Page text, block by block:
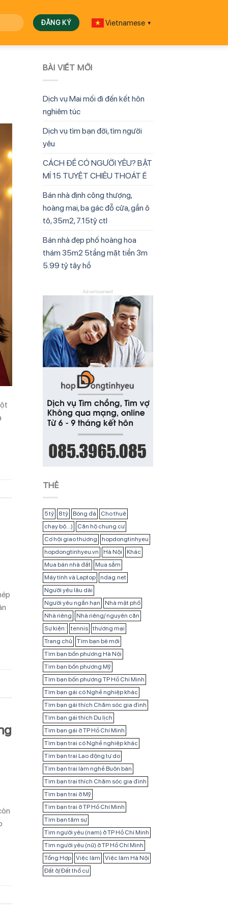
Vietnamese ▼
BÀI VIẾT MỚI
Dịch vụ Mai mối đi đến kết hôn
nghiêm túc
Dịch vụ tìm bạn đời, tìm người
yêu
CÁCH ĐỂ CÓ NGƯỜI YÊU? BẬT
MÍ 15 TUYỆT CHIÊU THOÁT Ế
Bán nhà định công thượng,
hoàng mai, ba gác đỗ cửa, gần ô
tô, 35m2, 7.15tỷ ctl
Bán nhà đẹp phố hoàng hoa
thám 35m2 5tầng mặt tiền 3m
5.99 tỷ tây hồ
Advertisement
THẺ
5 tỷ 8 tỷ Bóng đá
Cho thuê
chạy bộ...)
Căn hộ chung cư
Cơ hội giao thương
hopdongtinhyeu
hopdongtinhyeu.vn
Hà Nội
Khác
Mua bán nhà đất
Mua sắm
Máy tính và Laptop
ndag.net
Người yêu lâu dài
Người yêu ngắn hạn
Nhà mặt phố
Nhà riêng
Nhà riêng/ nguyên căn
Sự kiện:
tennis
thương mại
Trang chủ
Tìm bạn bè mới
Tìm bạn bốn phương Hà Nội
Tìm bạn bốn phương Mỹ
Tìm bạn bốn phương TP Hồ Chí Minh
Tìm bạn gái có Nghề nghiệp khác
Tìm bạn gái thích Chăm sóc gia đình
Tìm bạn gái thích Du lịch
Tìm bạn gái ở TP Hồ Chí Minh
Tìm bạn trai có Nghề nghiệp khác
Tìm bạn trai Lao động tự do
Tìm bạn trai làm nghề Buôn bán
Tìm bạn trai thích Chăm sóc gia đình
Tìm bạn trai ở Mỹ
Tìm bạn trai ở TP Hồ Chí Minh
Tìm bạn tâm sự
Tìm người yêu (nam) ở TP Hồ Chí Minh
Tìm người yêu (nữ) ở TP Hồ Chí Minh
Tổng Hợp
Việc làm
Việc làm Hà Nội
Đất ở/ Đất thổ cư